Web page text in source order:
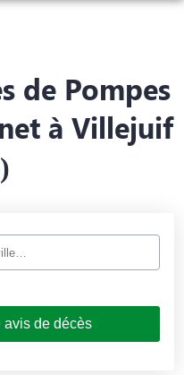
de Pompes
à Villejuif
avis de décès